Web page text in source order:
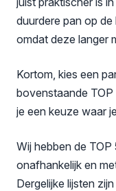
duurdere pan op de
omdat deze langer
Kortom, kies een
bovenstaande TOP
je een keuze waar
Wij hebben de
onafhankelijk en
Dergelijke lijsten